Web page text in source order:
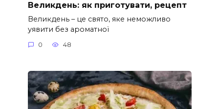
Великдень: як приготувати, рецепт
Великдень – це свято, яке неможливо
уявити без ароматної
0 48